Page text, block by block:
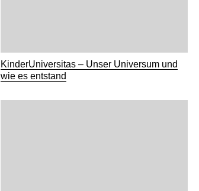
KinderUniversitas – Unser Universum und
wie es entstand